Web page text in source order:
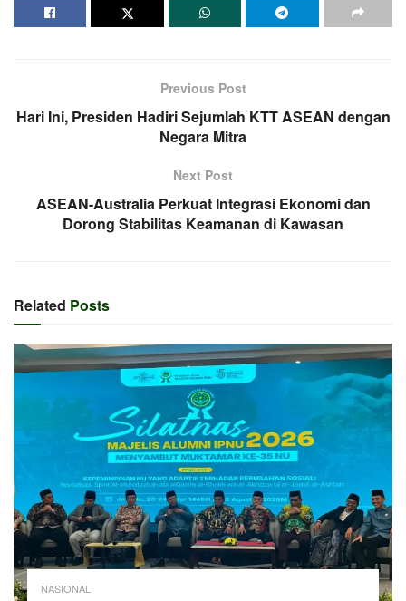
Previous Post
Hari Ini, Presiden Hadiri Sejumlah KTT ASEAN dengan
Negara Mitra
Next Post
ASEAN-Australia Perkuat Integrasi Ekonomi dan
Dorong Stabilitas Keamanan di Kawasan
Related Posts
NASIONAL